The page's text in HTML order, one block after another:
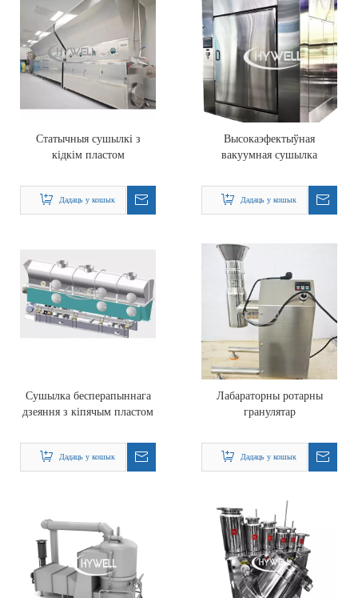
Статычныя сушылкі з
кідкім пластом
Дадаць у кошык
Высокаэфектыўная
вакуумная сушылка
Дадаць у кошык
Сушылка бесперапыннага
дзеяння з кіпячым пластом
Дадаць у кошык
Лабараторны ротарны
гранулятар
Дадаць у кошык